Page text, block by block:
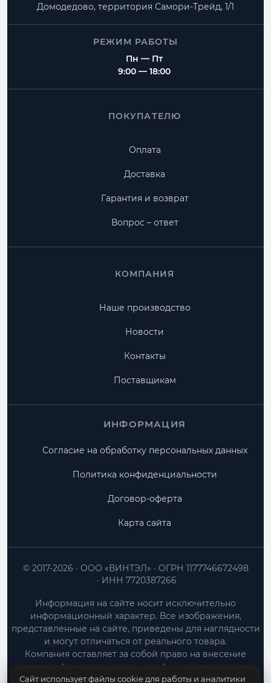
Домодедово, территория Самори-Трейд, 1/1
РЕЖИМ РАБОТЫ
Пн — Пт
9:00 — 18:00
ПОКУПАТЕЛЮ
Оплата
Доставка
Гарантия и возврат
Вопрос – ответ
КОМПАНИЯ
Наше производство
Новости
Контакты
Поставщикам
ИНФОРМАЦИЯ
Согласие на обработку персональных данных
Политика конфиденциальности
Договор-оферта
Карта сайта
ООО «ВИНТЭЛ»
ОГРН 1177746672498
ИНН 7720387266
© 2017-2026
Информация на сайте носит исключительно
информационный характер. Все изображения,
представленные на сайте, приведены для наглядности
и могут отличаться от реального товара.
Компания оставляет за собой право на внесение
изменений в конструкцию, дизайн и характеристики
товара без предварительного уведомления.
Сайт использует файлы cookie для работы и аналитики